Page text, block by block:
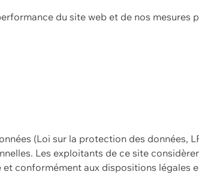
du site web et de nos mesures
(Loi sur la protection des données,
Les exploitants de ce site
conformément aux dispositions légales